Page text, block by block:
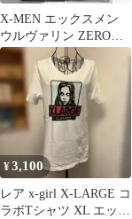
X-MEN エックスメン
ウルヴァリン ZERO
DVD 4作 marvel
¥3,100
レア x-girl X-LARGE コ
ラボTシャツ XL エック